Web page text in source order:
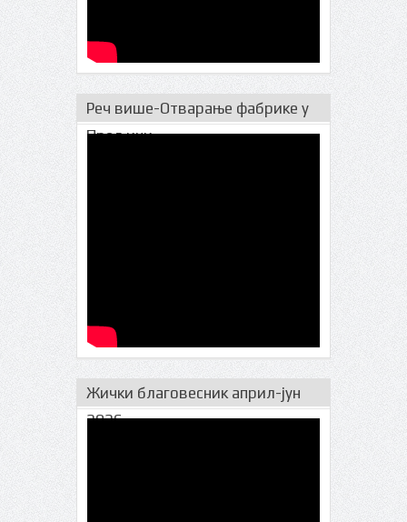
Реч више-Отварање фабрике у
Прељини
Жички благовесник април-јун
2026.